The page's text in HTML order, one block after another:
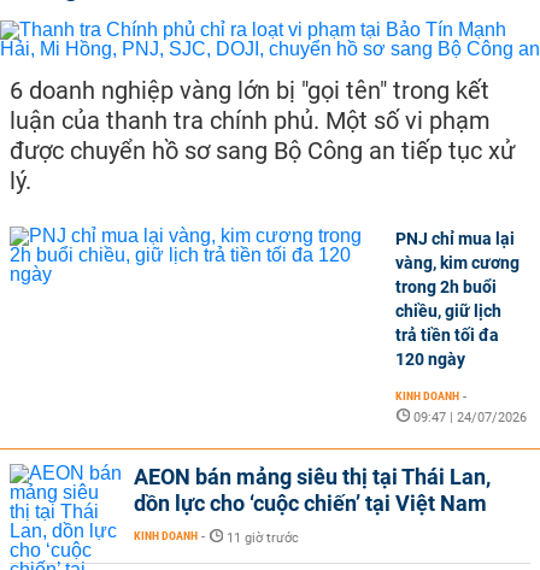
6 doanh nghiệp vàng lớn bị "gọi tên" trong kết
luận của thanh tra chính phủ. Một số vi phạm
được chuyển hồ sơ sang Bộ Công an tiếp tục xử
lý.
PNJ chỉ mua lại
vàng, kim cương
trong 2h buổi
chiều, giữ lịch
trả tiền tối đa
120 ngày
KINH DOANH -
09:47 | 24/07/2026
AEON bán mảng siêu thị tại Thái Lan,
dồn lực cho ‘cuộc chiến’ tại Việt Nam
KINH DOANH - 11 giờ trước